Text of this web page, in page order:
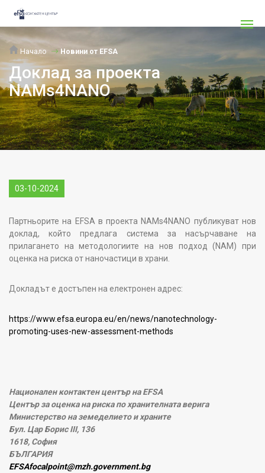
Начало Новини от EFSA
Доклад за проекта
NAMs4NANO
03-10-2024
Партньорите на EFSA в проекта NAMs4NANO публикуват нов
доклад, който предлага система за насърчаване на
прилагането на методологиите на нов подход (NAM) при
оценка на риска от наночастици в храни.
Докладът е достъпен на електронен адрес:
https://www.efsa.europa.eu/en/news/nanotechnology-
promoting-uses-new-assessment-methods
Национален контактен център на EFSA
Център за оценка на риска по хранителната верига
Министерство на земеделието и храните
Бул. Цар Борис III, 136
1618, София
БЪЛГАРИЯ
EFSAfocalpoint@mzh.government.bg